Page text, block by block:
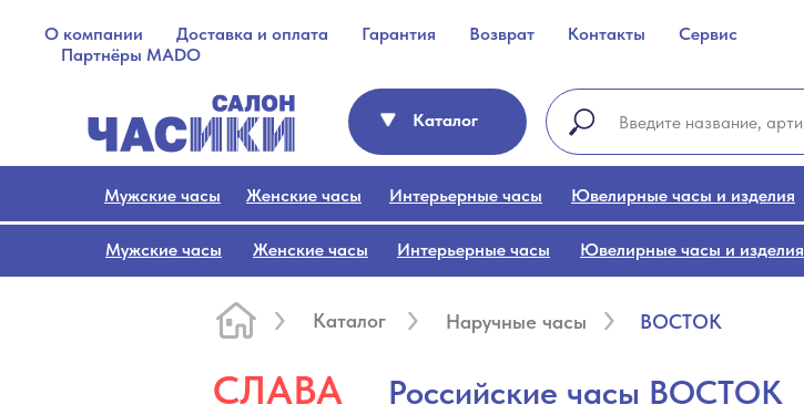
О компании Доставка и оплата Гарантия Возврат Контакты
Сервис
Партнёры MADO
Мужские часы Женские часы Интерьерные часы Ювелирные часы и изделия
Каталог
Мужские часы Женские часы Интерьерные часы Ювелирные часы и изделия
Каталог Наручные часы ВОСТОК
СЛАВА Российские часы ВОСТОК